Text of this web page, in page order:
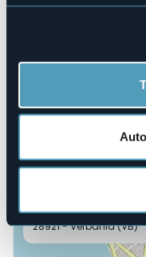
Villa Giulia
https://
Corso Zanitello, 8
28921 - Verbania (VB)